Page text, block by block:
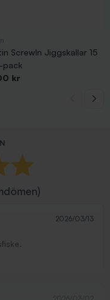
ScrewIn Jiggskallar 15
pack
kr
2026/03/13